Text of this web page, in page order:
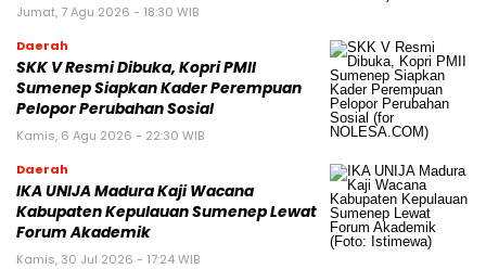
Jumat, 7 Agu 2026 - 18:30 WIB
Daerah
SKK V Resmi Dibuka, Kopri PMII
Sumenep Siapkan Kader Perempuan
Pelopor Perubahan Sosial
Kamis, 6 Agu 2026 - 22:30 WIB
Daerah
IKA UNIJA Madura Kaji Wacana
Kabupaten Kepulauan Sumenep Lewat
Forum Akademik
Kamis, 30 Jul 2026 - 17:24 WIB